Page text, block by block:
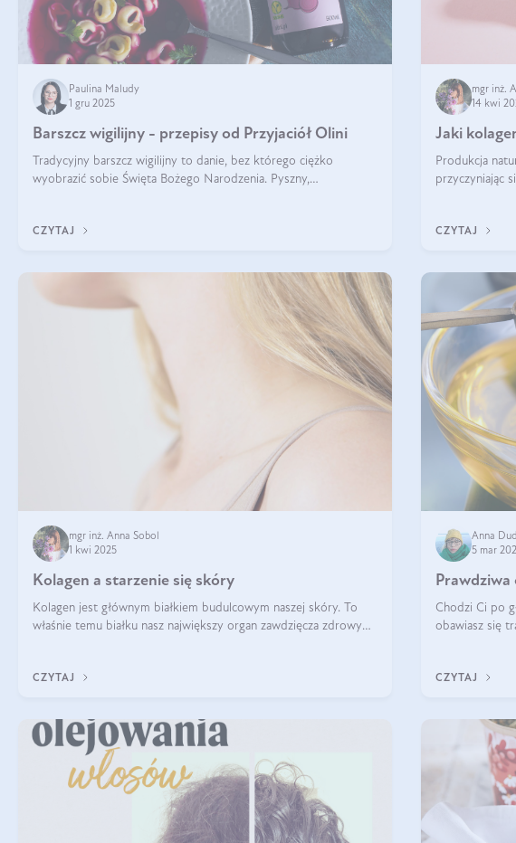
Paulina Maludy
1 gru 2025
Barszcz wigilijny - przepisy od Przyjaciół Olini
Tradycyjny barszcz wigilijny to danie, bez którego ciężko
wyobrazić sobie Święta Bożego Narodzenia. Pyszny,
CZYTAJ
mgr inż.
14 kwi
Jaki
Produkcja
przyczyniając
CZYTAJ
mgr inż. Anna Sobol
1 kwi 2025
Kolagen a starzenie się skóry
Kolagen jest głównym białkiem budulcowym naszej skóry. To
właśnie temu białku nasz największy organ zawdzięcza zdrowy
CZYTAJ
Anna
5 mar
Prawdziwa
Chodzi Ci po
obawiasz się
CZYTAJ